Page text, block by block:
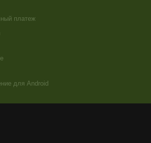
платеж
для Android